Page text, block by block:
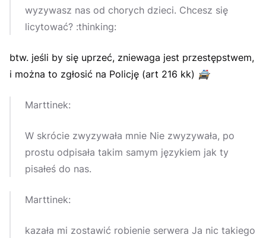
wyzywasz nas od chorych dzieci. Chcesz się
licytować? :thinking:
btw. jeśli by się uprzeć, zniewaga jest przestępstwem,
i można to zgłosić na Policję (art 216 kk) 🚔
Marttinek:
W skrócie zwyzywała mnie Nie zwyzywała, po
prostu odpisała takim samym językiem jak ty
pisałeś do nas.
Marttinek:
kazała mi zostawić robienie serwera Ja nic takiego